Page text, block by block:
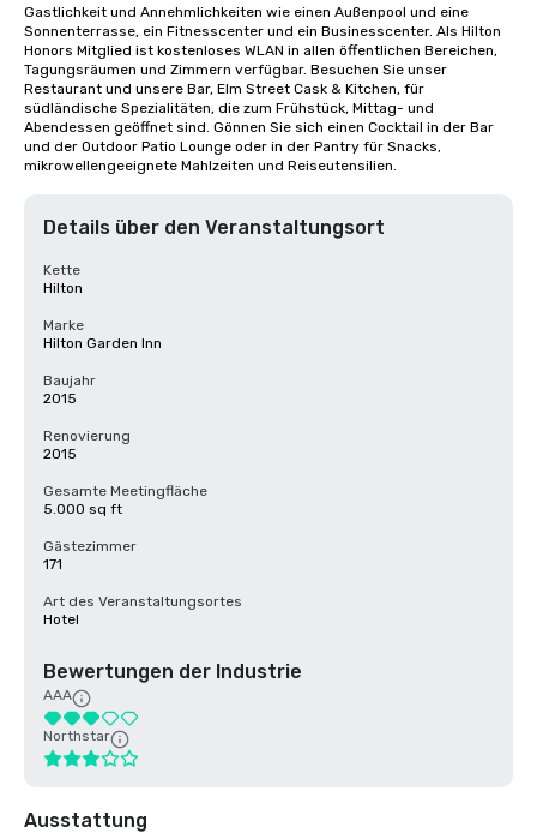
Gastlichkeit und Annehmlichkeiten wie einen Außenpool und eine
Sonnenterrasse, ein Fitnesscenter und ein Businesscenter. Als Hilton
Honors Mitglied ist kostenloses WLAN in allen öffentlichen Bereichen,
Tagungsräumen und Zimmern verfügbar. Besuchen Sie unser
Restaurant und unsere Bar, Elm Street Cask & Kitchen, für
südländische Spezialitäten, die zum Frühstück, Mittag- und
Abendessen geöffnet sind. Gönnen Sie sich einen Cocktail in der Bar
und der Outdoor Patio Lounge oder in der Pantry für Snacks,
mikrowellengeeignete Mahlzeiten und Reiseutensilien.
Details über den Veranstaltungsort
Kette
Hilton
Marke
Hilton Garden Inn
Baujahr
2015
Renovierung
2015
Gesamte Meetingfläche
5.000 sq ft
Gästezimmer
171
Art des Veranstaltungsortes
Hotel
Bewertungen der Industrie
AAA
Northstar
Ausstattung